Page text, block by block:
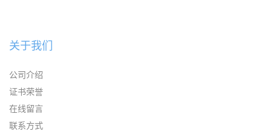
关于我们
公司介绍
证书荣誉
在线留言
联系方式